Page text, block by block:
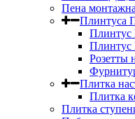
Пена
Плинтуса
Розетты
Плитка
Плитка
Плитка